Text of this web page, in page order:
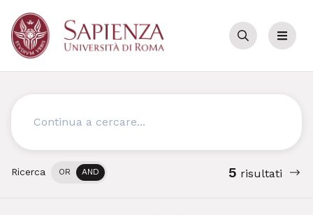
Cerca Menu
Cerca
Ricerca OR AND 5 risultati